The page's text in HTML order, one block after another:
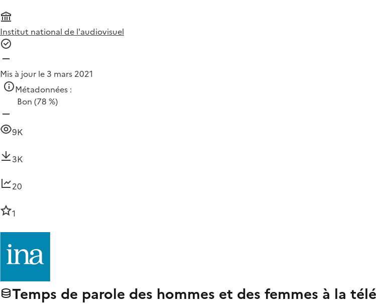
Institut national de l'audiovisuel
Mis à jour le 3 mars 2021
Métadonnées :
Bon (78 %)
9K
3K
20
1
Temps de parole des hommes et des femmes à la